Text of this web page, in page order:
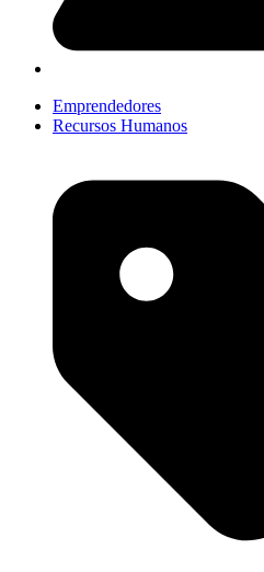
Emprendedores
Recursos Humanos